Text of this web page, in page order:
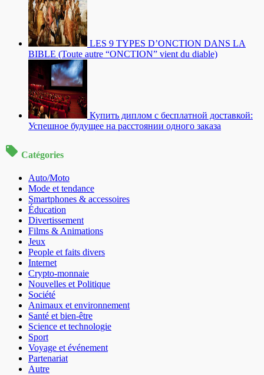
LES 9 TYPES D’ONCTION DANS LA
BIBLE (Toute autre “ONCTION” vient du diable)
Купить диплом с бесплатной доставкой:
Успешное будущее на расстоянии одного заказа
Catégories
Auto/Moto
Mode et tendance
Smartphones & accessoires
Éducation
Divertissement
Films & Animations
Jeux
People et faits divers
Internet
Crypto-monnaie
Nouvelles et Politique
Société
Animaux et environnement
Santé et bien-être
Science et technologie
Sport
Voyage et événement
Partenariat
Autre